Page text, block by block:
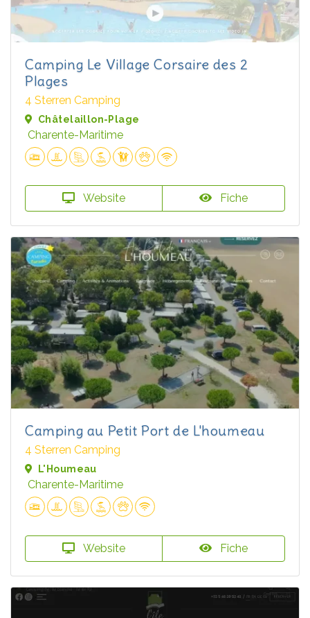
Camping Le Village Corsaire des 2
Plages
4 Sterren Camping
Châtelaillon-Plage
Charente-Maritime
Website Fiche
Camping au Petit Port de L'houmeau
4 Sterren Camping
L'Houmeau
Charente-Maritime
Website Fiche